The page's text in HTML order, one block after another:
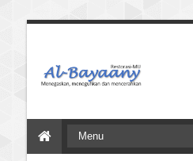
dan Mencerahkan